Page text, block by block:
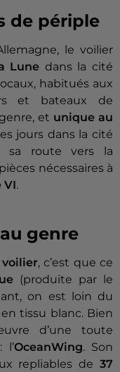
de périple
le voilier
Lune dans la cité
habitués aux
et bateaux de
et unique au
jours dans la cité
sa route vers la
nécessaires à
VI.
genre
voilier, c’est que ce
(produite par le
on est loin du
tissu blanc. Bien
d’une toute
l’OceanWing. Son
repliables de 37